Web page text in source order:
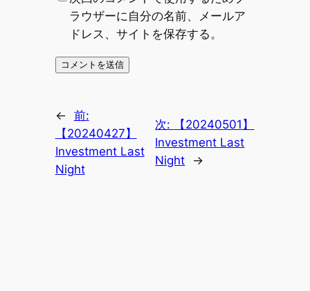
ラウザーに自分の名前、メールア
ドレス、サイトを保存する。
← 前:
【20240427】
Investment Last
Night
次:
【20240501】
Investment Last
Night
→